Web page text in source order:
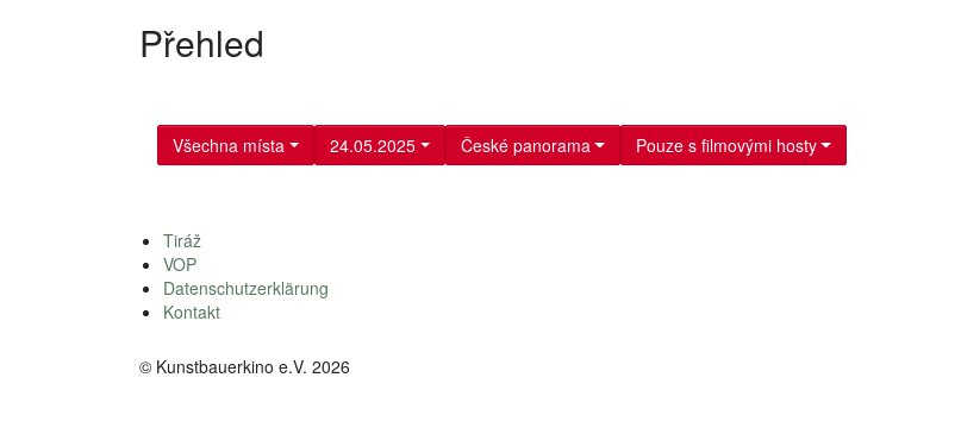
Přehled
Všechna místa 24.05.2025 České panorama Pouze s filmovými hosty
Tiráž
VOP
Datenschutzerklärung
Kontakt
© Kunstbauerkino e.V. 2026